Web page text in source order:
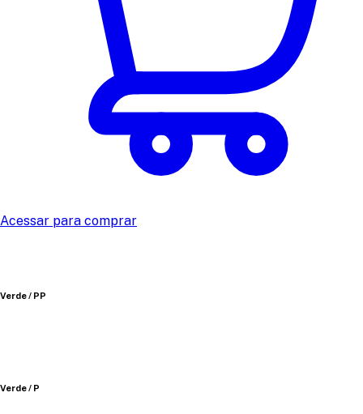
Acessar para comprar
Verde / PP
Verde / P